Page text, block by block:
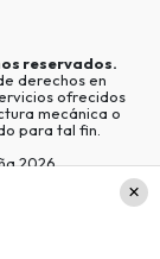
reservados.
derechos en
ofrecidos
mecánica o
para tal fin.
2026.